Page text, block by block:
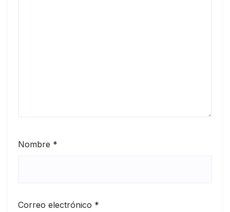
Nombre *
Correo electrónico *